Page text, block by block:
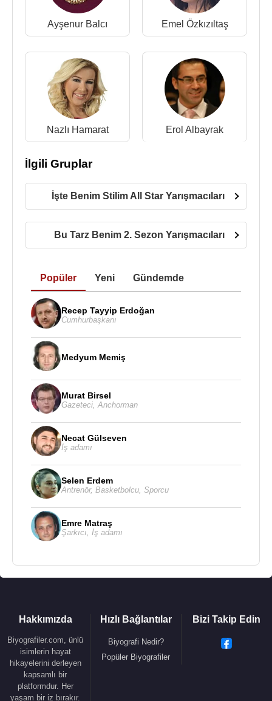
Ayşenur Balcı Emel Özkızıltaş
Nazlı Hamarat Erol Albayrak
İlgili Gruplar
İşte Benim Stilim All Star Yarışmacıları
Bu Tarz Benim 2. Sezon Yarışmacıları
Popüler Yeni Gündemde
Recep Tayyip Erdoğan
Cumhurbaşkanı
Medyum Memiş
Murat Birsel
Gazeteci Anchorman
Necat Gülseven
İş adamı
Selen Erdem
Antrenör, Basketbolcu Sporcu
Emre Matraş
Şarkıcı İş adamı
Hakkımızda
Biyografiler.com, ünlü
isimlerin hayat
hikayelerini derleyen
kapsamlı bir
platformdur. Her
yaşam bir iz bırakır.
Hızlı Bağlantılar
Biyografi Nedir?
Popüler Biyografiler
Bizi Takip Edin